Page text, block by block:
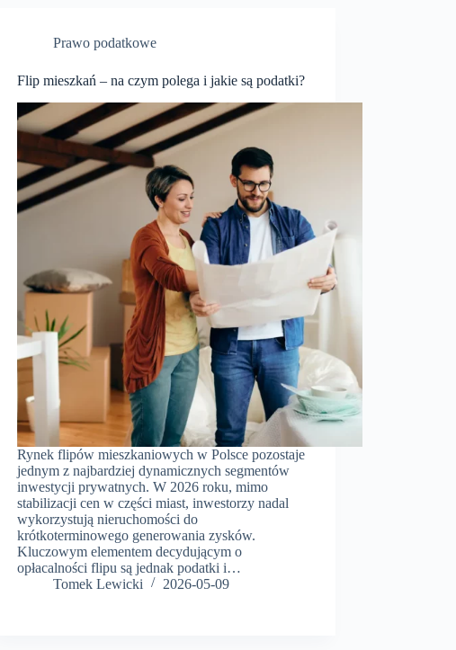
Prawo podatkowe
Flip mieszkań – na czym polega i jakie są podatki?
Rynek flipów mieszkaniowych w Polsce pozostaje
jednym z najbardziej dynamicznych segmentów
inwestycji prywatnych. W 2026 roku, mimo
stabilizacji cen w części miast, inwestorzy nadal
wykorzystują nieruchomości do
krótkoterminowego generowania zysków.
Kluczowym elementem decydującym o
opłacalności flipu są jednak podatki i…
Tomek Lewicki
2026-05-09